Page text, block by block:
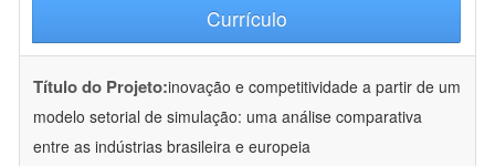
Currículo
Título do Projeto:inovação e competitividade a partir de um
modelo setorial de simulação: uma análise comparativa
entre as indústrias brasileira e europeia